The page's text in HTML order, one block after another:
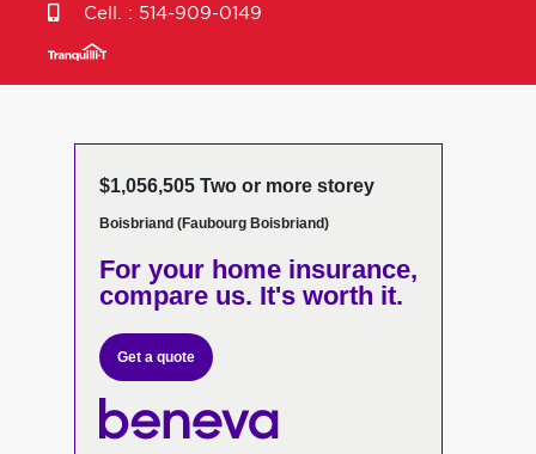
Cell. : 514-909-0149
$1,056,505 Two or more storey
Boisbriand (Faubourg Boisbriand)
For your home insurance,
compare us. It's worth it.
Get a quote